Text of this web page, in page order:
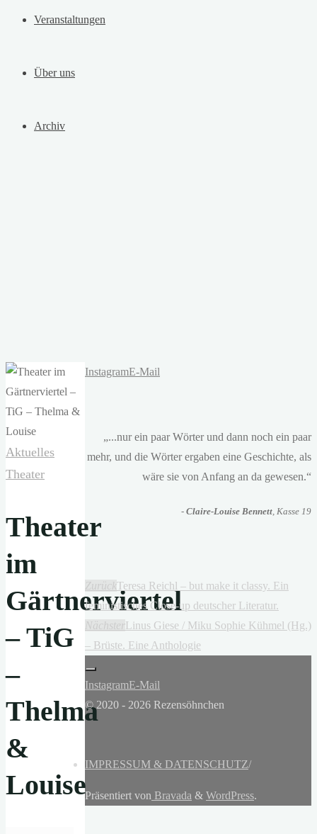
Veranstaltungen
Über uns
Archiv
Aktuelles
Theater
Theater
im
Gärtnerviertel
– TiG
–
Thelma
&
Louise
InstagramE-Mail
„...nur ein paar Wörter und dann noch ein paar
mehr, und die Wörter ergaben eine Geschichte, als
wäre sie von Anfang an da gewesen.“
- Claire-Louise Bennett, Kasse 19
ZurückTeresa Reichl – but make it classy. Ein
feministisches Close-up deutscher Literatur.
NächsterLinus Giese / Miku Sophie Kühmel (Hg.)
– Brüste. Eine Anthologie
InstagramE-Mail
© 2020 - 2026 Rezensöhnchen
IMPRESSUM & DATENSCHUTZ/
Präsentiert von Bravada & WordPress.